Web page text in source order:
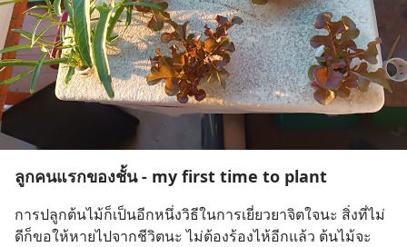
ลูกคนแรกของชั้น - my first time to plant
การปลูกต้นไม้ก็เป็นอีกหนึ่งวิธีในการเยี่ยวยาจิตใจนะ สิ่งที่ไม่
ดีก็ขอให้หายไปจากชีวิตนะ ไม่ต้องร้องไห้อีกแล้ว ต้นไม้จะ